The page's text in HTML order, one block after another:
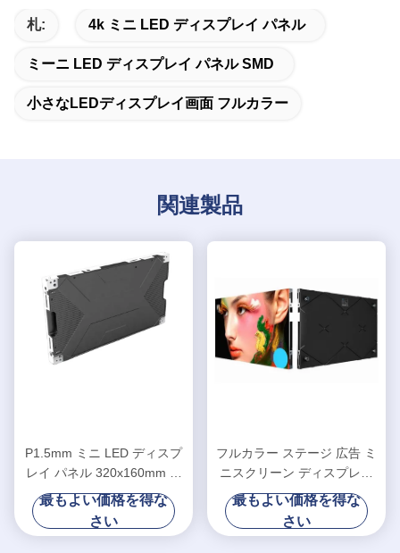
札: 4k ミニ LED ディスプレイ パネル
ミーニ LED ディスプレイ パネル SMD
小さなLEDディスプレイ画面 フルカラー
関連製品
P1.5mm ミニ LED ディスプ
レイ パネル 320x160mm 常
流駆動装置付き 大きい視角
最もよい価格を得な
さい
フルカラー ステージ 広告 ミ
ニスクリーン ディスプレイ
室内裏
最もよい価格を得な
さい